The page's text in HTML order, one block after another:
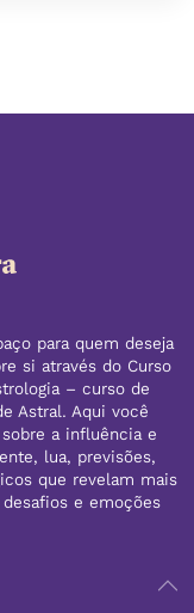
para quem deseja
si através do Curso
– curso de
Astral. Aqui você
a influência e
lua, previsões,
que revelam mais
e emoções